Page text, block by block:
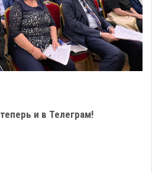
теперь и в Телеграм!